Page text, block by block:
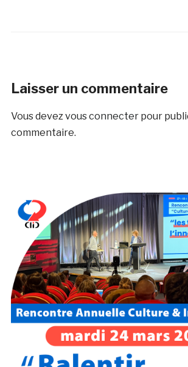
Laisser un commentaire
Vous devezvous connecterpour
commentaire.